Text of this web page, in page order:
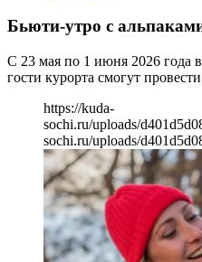
Бьюти-утро с
С 23 мая по 1 июня 2026 года
гости курорта смогут
https://kuda-
sochi.ru/uploads/
sochi.ru/uploads/